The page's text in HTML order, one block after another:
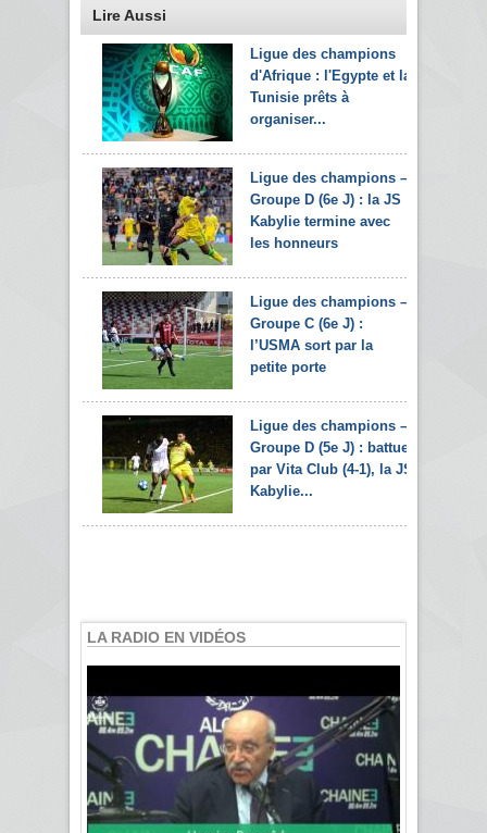
Lire Aussi
Ligue des champions
d'Afrique : l'Egypte et la
Tunisie prêts à
organiser...
Ligue des champions –
Groupe D (6e J) : la JS
Kabylie termine avec
les honneurs
Ligue des champions –
Groupe C (6e J) :
l’USMA sort par la
petite porte
Ligue des champions –
Groupe D (5e J) : battue
par Vita Club (4-1), la JS
Kabylie...
LA RADIO EN VIDÉOS